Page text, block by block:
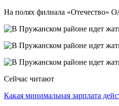
На полях филиала «Отечество»
Сейчас читают
Какая минимальная зарплата